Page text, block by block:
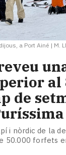
a Port Ainé | M.
al
de
i nòrdic de la
50.000 forfets